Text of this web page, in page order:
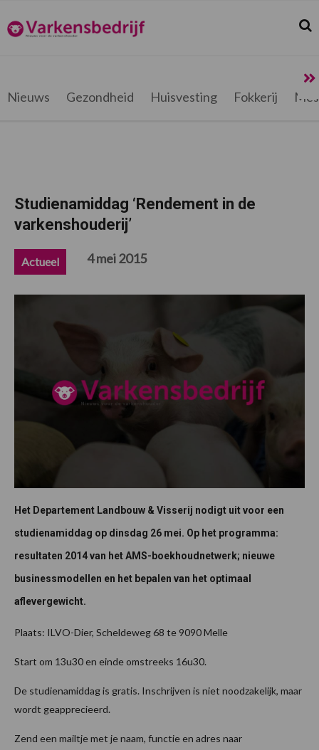
de
hoofdnavigatie
de
hoofd
de
eerste
de
voettekst
Varkensbedrijf.be
Nieuws Gezondheid Huisvesting Fokkerij
Studienamiddag ‘Rendement in de
varkenshouderij’
Actueel 4 mei 2015
Het Departement Landbouw & Visserij nodigt uit voor een
studienamiddag op dinsdag 26 mei. Op het programma:
resultaten 2014 van het AMS-boekhoudnetwerk; nieuwe
businessmodellen en het bepalen van het optimaal
aflevergewicht.
Plaats: ILVO-Dier, Scheldeweg 68 te 9090 Melle
Start om 13u30 en einde omstreeks 16u30.
De studienamiddag is gratis. Inschrijven is niet noodzakelijk, maar
wordt geapprecieerd.
Zend een mailtje met je naam, functie en adres naar